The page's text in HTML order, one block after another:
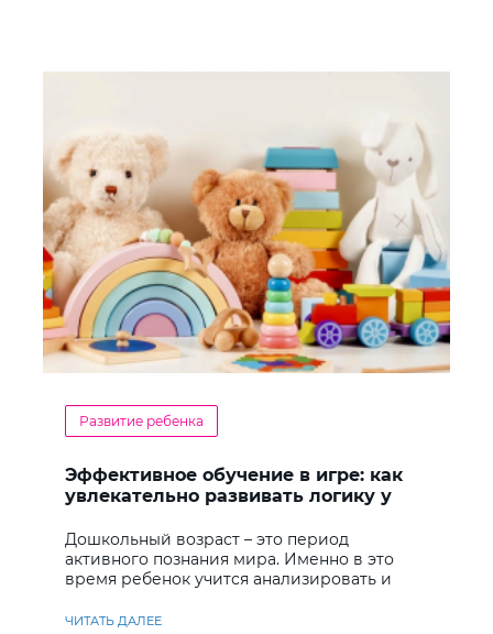
Развитие ребенка
Эффективное обучение в игре: как
увлекательно развивать логику у
Дошкольный возраст – это период
активного познания мира. Именно в это
время ребенок учится анализировать и
ЧИТАТЬ ДАЛЕЕ